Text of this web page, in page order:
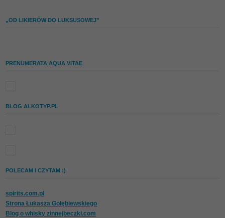
„OD LIKIERÓW DO LUKSUSOWEJ”
PRENUMERATA AQUA VITAE
BLOG ALKOTYP.PL
POLECAM I CZYTAM :)
spirits.com.pl
Strona Łukasza Gołębiewskiego
Blog o whisky zinnejbeczki.com